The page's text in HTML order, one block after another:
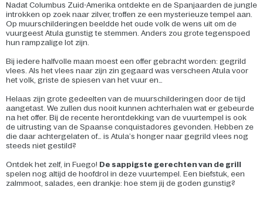
Nadat Columbus Zuid-Amerika ontdekte en de Spanjaarden de jungle
introkken op zoek naar zilver, troffen ze een mysterieuze tempel aan.
Op muurschilderingen beeldde het oude volk de wens uit om de
vuurgeest Atula gunstig te stemmen. Anders zou grote tegenspoed
hun rampzalige lot zijn.
Bij iedere halfvolle maan moest een offer gebracht worden: gegrild
vlees. Als het vlees naar zijn zin gegaard was verscheen Atula voor
het volk, griste de spiesen van het vuur en…
Helaas zijn grote gedeelten van de muurschilderingen door de tijd
aangetast. We zullen dus nooit kunnen achterhalen wat er gebeurde
na het offer. Bij de recente herontdekking van de vuurtempel is ook
de uitrusting van de Spaanse conquistadores gevonden. Hebben ze
die daar achtergelaten of… is Atula’s honger naar gegrild vlees nog
steeds niet gestild?
Ontdek het zelf, in Fuego! De sappigste gerechten van de grill
spelen nog altijd de hoofdrol in deze vuurtempel. Een biefstuk, een
zalmmoot, salades, een drankje: hoe stem jij de goden gunstig?